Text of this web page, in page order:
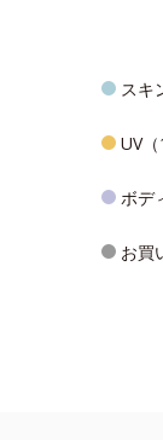
スキ
UV（
ボデ
お買